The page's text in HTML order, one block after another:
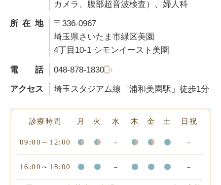
カメラ、腹部超音波検査）、婦人科
所在地
〒336-0967
埼玉県さいたま市緑区美園
4丁目10-1 シモンイースト美園
電話
048-878-1830
アクセス
埼玉スタジアム線「浦和美園駅」徒歩1分